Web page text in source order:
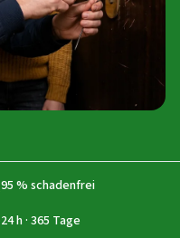
95 % schadenfrei
24 h · 365 Tage